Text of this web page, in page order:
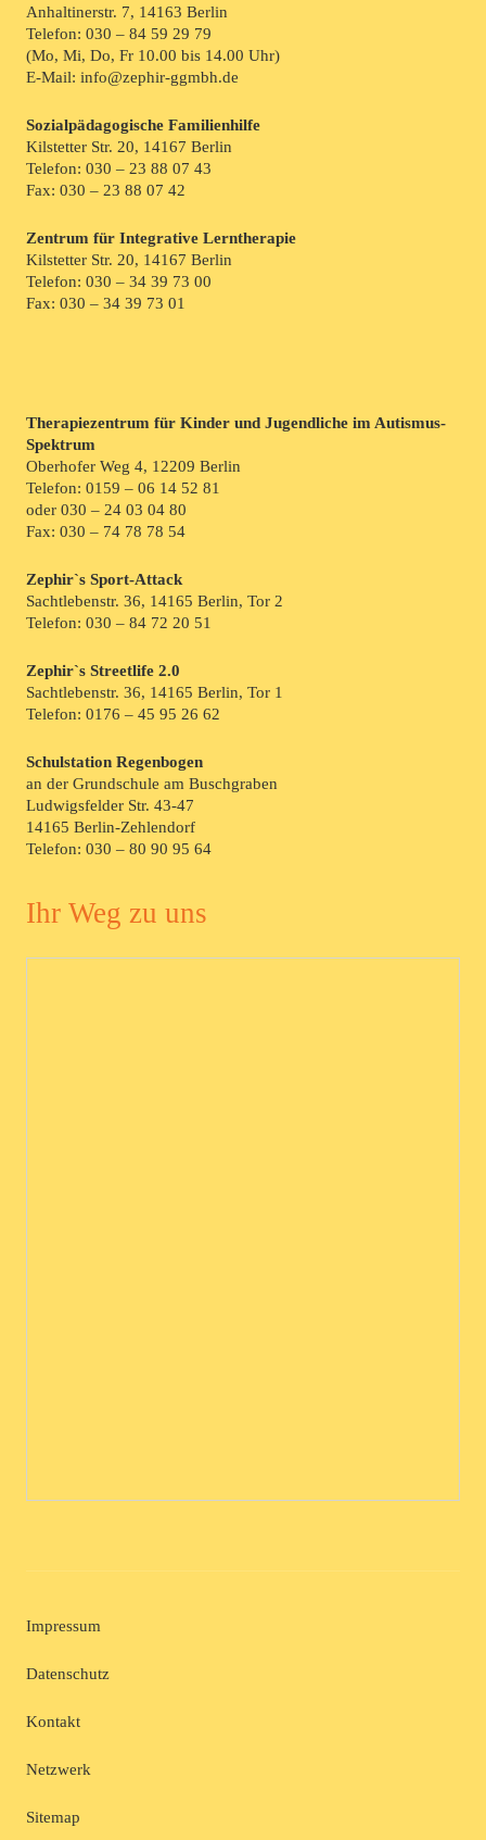
Anhaltinerstr. 7, 14163 Berlin
Telefon: 030 – 84 59 29 79
(Mo, Mi, Do, Fr 10.00 bis 14.00 Uhr)
E-Mail: info@zephir-ggmbh.de
Sozialpädagogische Familienhilfe
Kilstetter Str. 20, 14167 Berlin
Telefon: 030 – 23 88 07 43
Fax: 030 – 23 88 07 42
Zentrum für Integrative Lerntherapie
Kilstetter Str. 20, 14167 Berlin
Telefon: 030 – 34 39 73 00
Fax: 030 – 34 39 73 01
Therapiezentrum für Kinder und Jugendliche im Autismus-
Spektrum
Oberhofer Weg 4, 12209 Berlin
Telefon: 0159 – 06 14 52 81
oder 030 – 24 03 04 80
Fax: 030 – 74 78 78 54
Zephir`s Sport-Attack
Sachtlebenstr. 36, 14165 Berlin, Tor 2
Telefon: 030 – 84 72 20 51
Zephir`s Streetlife 2.0
Sachtlebenstr. 36, 14165 Berlin, Tor 1
Telefon: 0176 – 45 95 26 62
Schulstation Regenbogen
an der Grundschule am Buschgraben
Ludwigsfelder Str. 43-47
14165 Berlin-Zehlendorf
Telefon: 030 – 80 90 95 64
Ihr Weg zu uns
Impressum
Datenschutz
Kontakt
Netzwerk
Sitemap